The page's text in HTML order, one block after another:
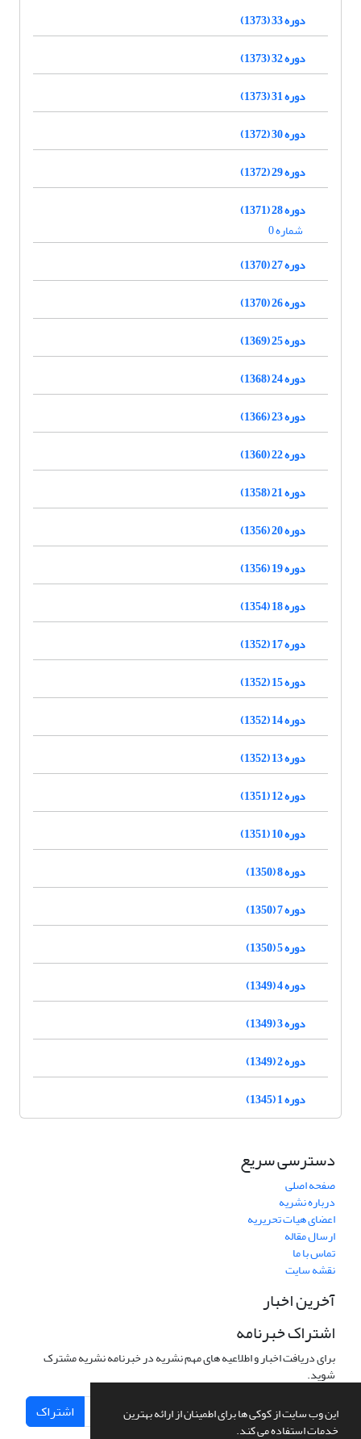
این وب سایت از کوکی ها برای اطمینان از ارائه بهترین
خدمات استفاده می کند.
دوره 33 (1373)
دوره 32 (1373)
دوره 31 (1373)
دوره 30 (1372)
دوره 29 (1372)
دوره 28 (1371)
شماره 0
دوره 27 (1370)
دوره 26 (1370)
دوره 25 (1369)
دوره 24 (1368)
دوره 23 (1366)
دوره 22 (1360)
دوره 21 (1358)
دوره 20 (1356)
دوره 19 (1356)
دوره 18 (1354)
دوره 17 (1352)
دوره 15 (1352)
دوره 14 (1352)
دوره 13 (1352)
دوره 12 (1351)
دوره 10 (1351)
دوره 8 (1350)
دوره 7 (1350)
دوره 5 (1350)
دوره 4 (1349)
دوره 3 (1349)
دوره 2 (1349)
دوره 1 (1345)
دسترسی سریع
صفحه اصلی
درباره نشریه
اعضای هیات تحریریه
ارسال مقاله
تماس با ما
نقشه سایت
آخرین اخبار
اشتراک خبرنامه
برای دریافت اخبار و اطلاعیه های مهم نشریه در خبرنامه نشریه مشترک
شوید.
اشتراک